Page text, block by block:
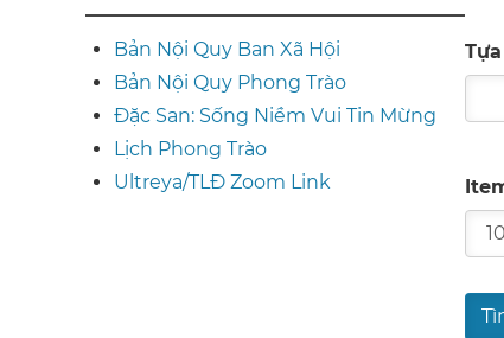
Bản Nội Quy Ban Xã Hội
Bản Nội Quy Phong Trào
Đặc San: Sống Niềm Vui Tin Mừng
Lịch Phong Trào
Ultreya/TLĐ Zoom Link